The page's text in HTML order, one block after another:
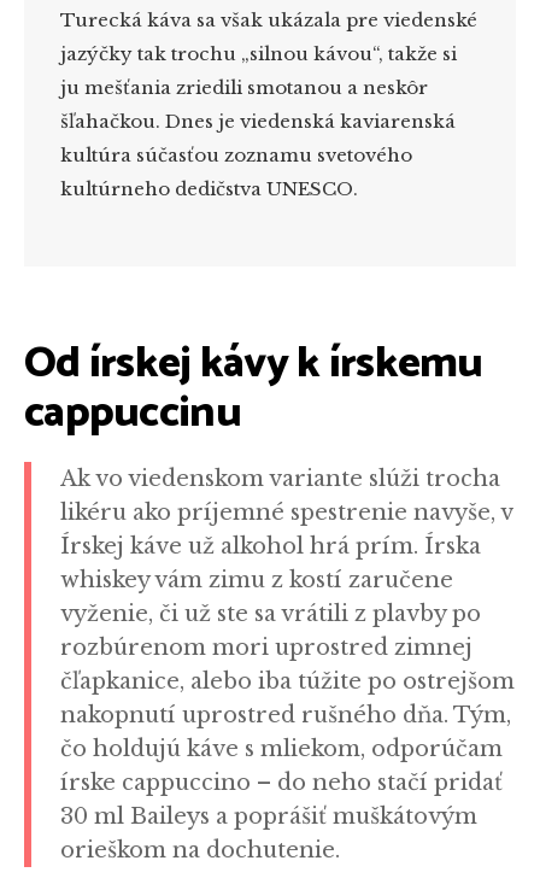
Turecká káva sa však ukázala pre viedenské
jazýčky tak trochu „silnou kávou“, takže si
ju mešťania zriedili smotanou a neskôr
šľahačkou. Dnes je viedenská kaviarenská
kultúra súčasťou zoznamu svetového
kultúrneho dedičstva UNESCO.
Od írskej kávy k írskemu
cappuccinu
Ak vo viedenskom variante slúži trocha
likéru ako príjemné spestrenie navyše, v
Írskej káve už alkohol hrá prím. Írska
whiskey vám zimu z kostí zaručene
vyženie, či už ste sa vrátili z plavby po
rozbúrenom mori uprostred zimnej
čľapkanice, alebo iba túžite po ostrejšom
nakopnutí uprostred rušného dňa. Tým,
čo holdujú káve s mliekom, odporúčam
írske cappuccino – do neho stačí pridať
30 ml Baileys a poprášiť muškátovým
orieškom na dochutenie.